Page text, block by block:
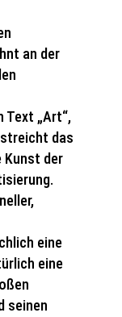
an der
Text „Art“,
das
Kunst der
eine
eine
seinen